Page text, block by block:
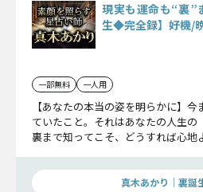
現実も運命も“裏”
生◆完全録】好機/
一部無料 一人用
【あなたの本当の姿を明らかに】
ていたこと。それはあなたの人生
裏まで知ってこそ、どうすれば心地
する覚悟ができましたらお進みくだ
真木あかり｜裏誕